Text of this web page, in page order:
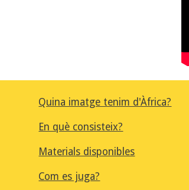
Quina imatge tenim d'Àfrica?
En què consisteix?
Materials disponibles
Com es juga?